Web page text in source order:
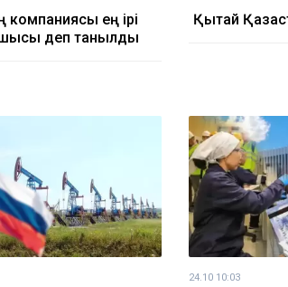
компаниясы ең ірі
деп танылды
Қытай
24.10 10:03